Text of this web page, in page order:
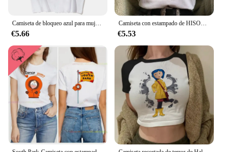
€5.66
Camiseta con estampado de HISOKA MOROW para mujer, Top Kawaii de dibujos animados, camiseta Popular de Anime Hunter X Hunter, camiseta Harajuku para mujer
€5.53